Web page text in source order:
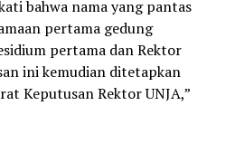
bahwa nama yang pantas
pertama gedung
pertama dan Rektor
ini kemudian ditetapkan
Keputusan Rektor UNJA,”